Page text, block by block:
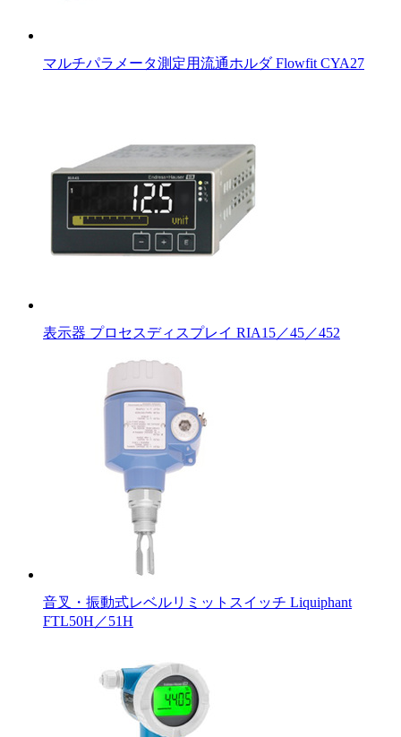
マルチパラメータ測定用流通ホルダ Flowfit CYA27
表示器 プロセスディスプレイ RIA15／45／452
音叉・振動式レベルリミットスイッチ Liquiphant
FTL50H／51H